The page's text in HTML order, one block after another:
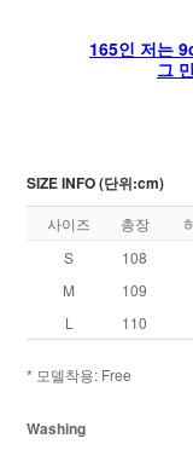
165인 저는
그
SIZE INFO (단위:cm)
사이즈 총장
S
108
M
109
L
110
* 모델착용: Free
Washing